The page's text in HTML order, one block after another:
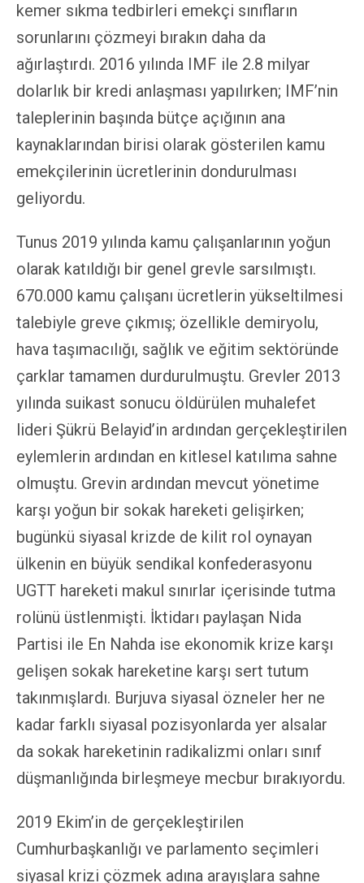
kemer sıkma tedbirleri emekçi sınıfların
sorunlarını çözmeyi bırakın daha da
ağırlaştırdı. 2016 yılında IMF ile 2.8 milyar
dolarlık bir kredi anlaşması yapılırken; IMF’nin
taleplerinin başında bütçe açığının ana
kaynaklarından birisi olarak gösterilen kamu
emekçilerinin ücretlerinin dondurulması
geliyordu.
Tunus 2019 yılında kamu çalışanlarının yoğun
olarak katıldığı bir genel grevle sarsılmıştı.
670.000 kamu çalışanı ücretlerin yükseltilmesi
talebiyle greve çıkmış; özellikle demiryolu,
hava taşımacılığı, sağlık ve eğitim sektöründe
çarklar tamamen durdurulmuştu. Grevler 2013
yılında suikast sonucu öldürülen muhalefet
lideri Şükrü Belayid’in ardından gerçekleştirilen
eylemlerin ardından en kitlesel katılıma sahne
olmuştu. Grevin ardından mevcut yönetime
karşı yoğun bir sokak hareketi gelişirken;
bugünkü siyasal krizde de kilit rol oynayan
ülkenin en büyük sendikal konfederasyonu
UGTT hareketi makul sınırlar içerisinde tutma
rolünü üstlenmişti. İktidarı paylaşan Nida
Partisi ile En Nahda ise ekonomik krize karşı
gelişen sokak hareketine karşı sert tutum
takınmışlardı. Burjuva siyasal özneler her ne
kadar farklı siyasal pozisyonlarda yer alsalar
da sokak hareketinin radikalizmi onları sınıf
düşmanlığında birleşmeye mecbur bırakıyordu.
2019 Ekim’in de gerçekleştirilen
Cumhurbaşkanlığı ve parlamento seçimleri
siyasal krizi çözmek adına arayışlara sahne